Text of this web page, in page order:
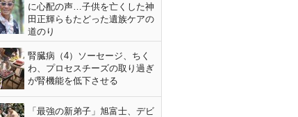
に心配の声…子供を亡くした神
田正輝らもたどった遺族ケアの
道のり
腎臓病（4）ソーセージ、ちく
わ、プロセスチーズの取り過ぎ
が腎機能を低下させる
「最強の新弟子」旭富士、デビ